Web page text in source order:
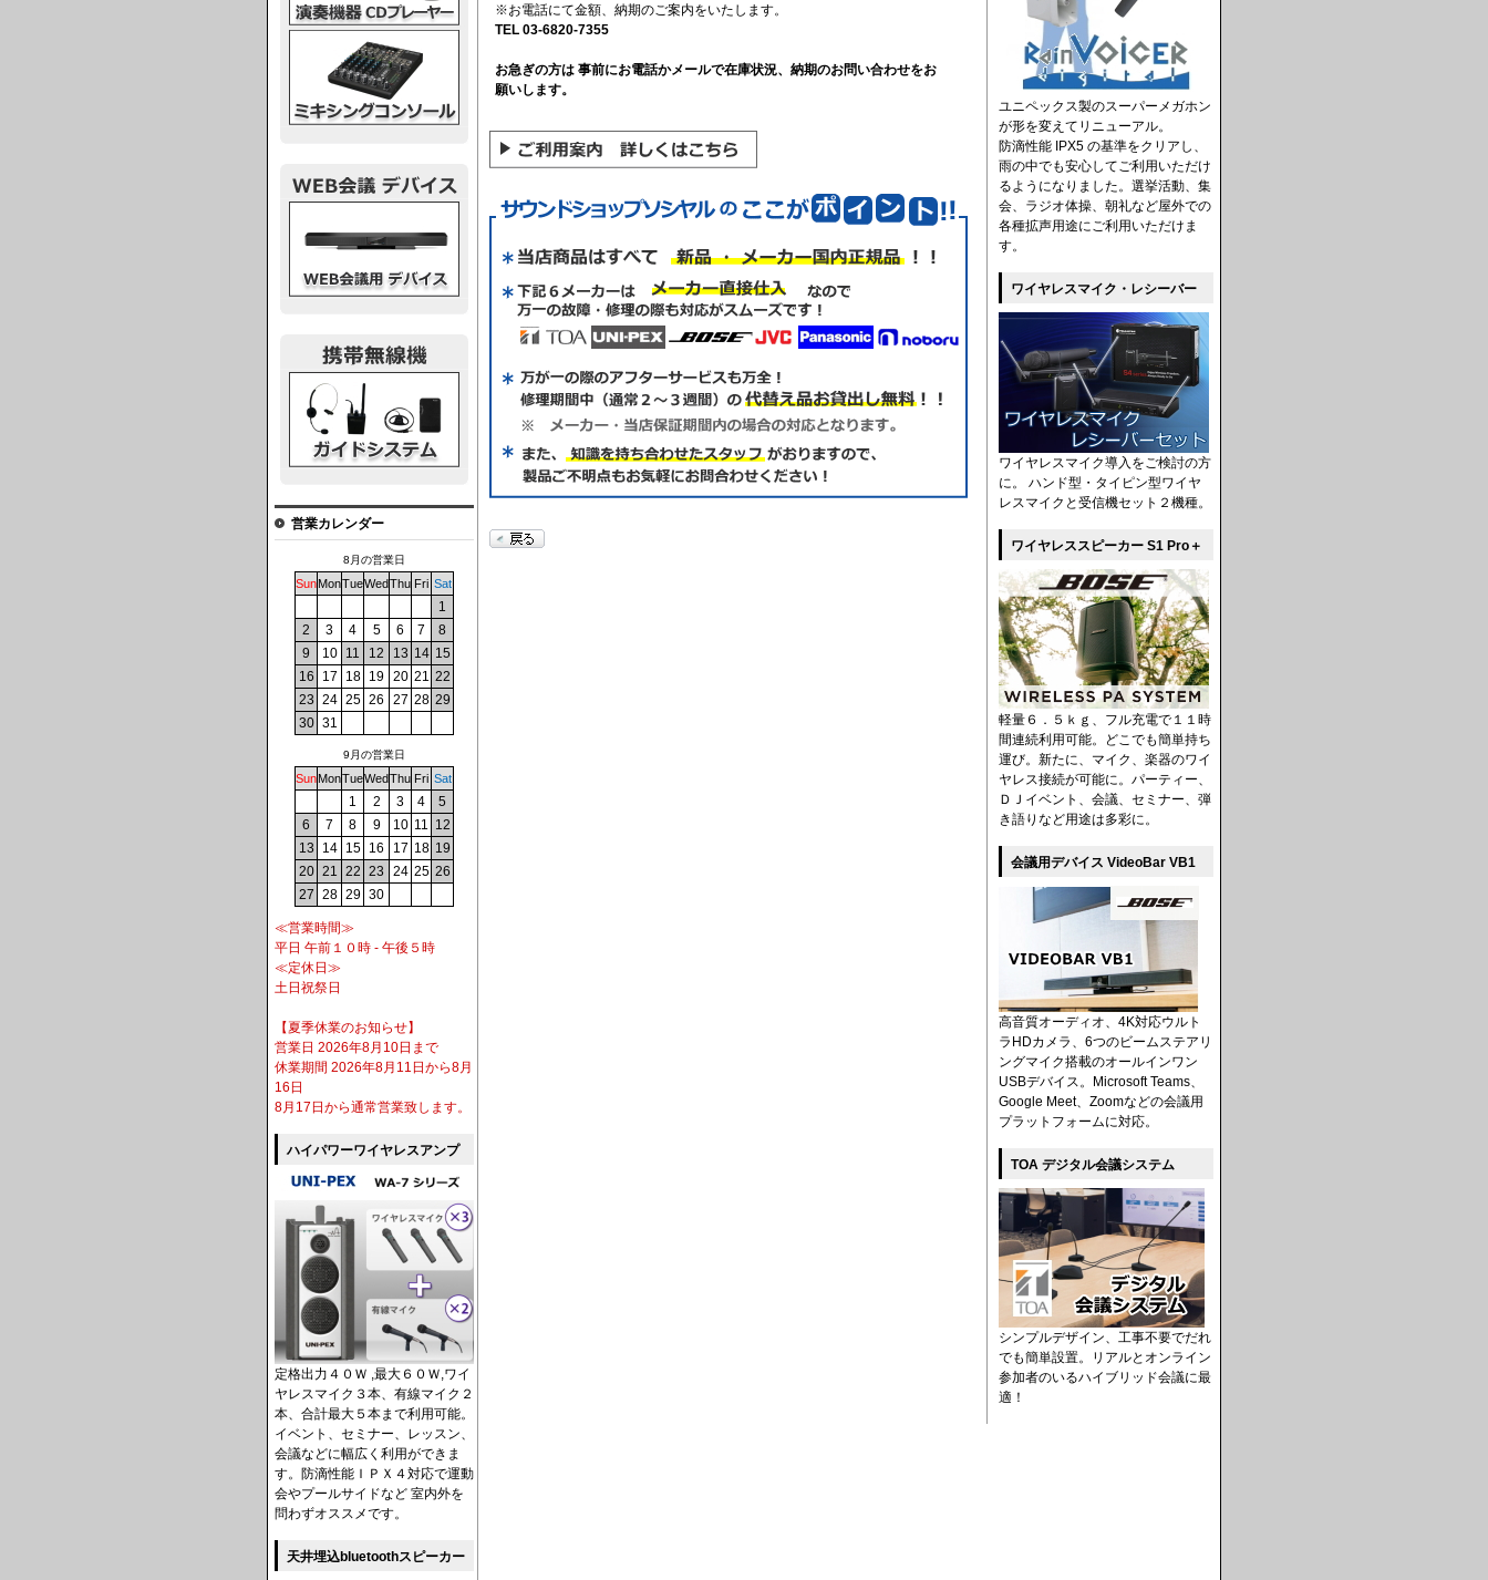
※お電話にて金額、納期のご案内をいたします。
TEL 03-6820-7355
お急ぎの方は 事前にお電話かメールで在庫状況、納期のお問い合わせをお
願いします。
営業カレンダー
8月の営業日
SunMonTueWedThu Fri Sat
1
2
3 4 5 6 7
8
9
10 11 12 13 14 15
16
17 18 19 20 21 22
23 24 25 26 27 28 29
30 31
9月の営業日
SunMonTueWedThu Fri Sat
1 2 3 4
5
6
7 8 9 10 11 12
13
14 15 16 17 18 19
20 21 22 23 24 25 26
27 28 29 30
≪営業時間≫
平日 午前１０時 - 午後５時
≪定休日≫
土日祝祭日
【夏季休業のお知らせ】
営業日 2026年8月10日まで
休業期間 2026年8月11日から8月
16日
8月17日から通常営業致します。
ハイパワーワイヤレスアンプ
定格出力４０Ｗ ,最大６０Ｗ,ワイ
ヤレスマイク３本、有線マイク２
本、合計最大５本まで利用可能。
イベント、セミナー、レッスン、
会議などに幅広く利用ができま
す。防滴性能ＩＰＸ４対応で運動
会やプールサイドなど 室内外を
問わずオススメです。
天井埋込bluetoothスピーカー
ユニペックス製のスーパーメガホン
が形を変えてリニューアル。
防滴性能 IPX5 の基準をクリアし、
雨の中でも安心してご利用いただけ
るようになりました。選挙活動、集
会、ラジオ体操、朝礼など屋外での
各種拡声用途にご利用いただけま
す。
ワイヤレスマイク・レシーバー
ワイヤレスマイク導入をご検討の方
に。 ハンド型・タイピン型ワイヤ
レスマイクと受信機セット２機種。
ワイヤレススピーカー S1 Pro＋
軽量６．５ｋｇ、フル充電で１１時
間連続利用可能。どこでも簡単持ち
運び。新たに、マイク、楽器のワイ
ヤレス接続が可能に。パーティー、
ＤＪイベント、会議、セミナー、弾
き語りなど用途は多彩に。
会議用デバイス VideoBar VB1
高音質オーディオ、4K対応ウルト
ラHDカメラ、6つのビームステアリ
ングマイク搭載のオールインワン
USBデバイス。Microsoft Teams、
Google Meet、Zoomなどの会議用
プラットフォームに対応。
TOA デジタル会議システム
シンプルデザイン、工事不要でだれ
でも簡単設置。リアルとオンライン
参加者のいるハイブリッド会議に最
適！